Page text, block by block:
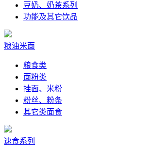
豆奶、奶茶系列
功能及其它饮品
粮油米面
粮食类
面粉类
挂面、米粉
粉丝、粉条
其它类面食
速食系列